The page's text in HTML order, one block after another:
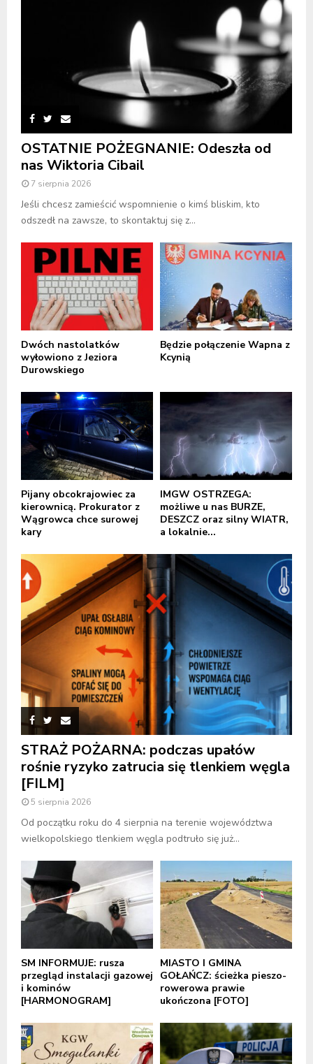
OSTATNIE POŻEGNANIE: Odeszła od
nas Wiktoria Cibail
7 sierpnia 2026
Jeśli chcesz zamieścić wspomnienie o kimś bliskim, kto
odszedł na zawsze, to skontaktuj się z...
Dwóch nastolatków
wyłowiono z Jeziora
Durowskiego
Będzie połączenie Wapna z
Kcynią
Pijany obcokrajowiec za
kierownicą. Prokurator z
Wągrowca chce surowej
kary
IMGW OSTRZEGA:
możliwe u nas BURZE,
DESZCZ oraz silny WIATR,
a lokalnie...
STRAŻ POŻARNA: podczas upałów
rośnie ryzyko zatrucia się tlenkiem węgla
[FILM]
5 sierpnia 2026
Od początku roku do 4 sierpnia na terenie województwa
wielkopolskiego tlenkiem węgla podtruło się już...
SM INFORMUJE: rusza
przegląd instalacji gazowej
i kominów
[HARMONOGRAM]
MIASTO I GMINA
GOŁAŃCZ: ścieżka pieszo-
rowerowa prawie
ukończona [FOTO]